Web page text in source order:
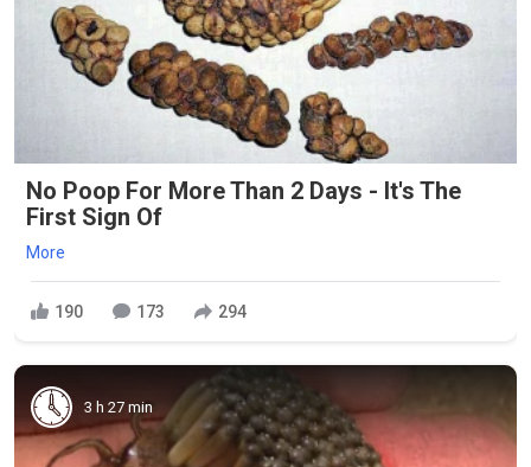
No Poop For More Than 2 Days - It's The
First Sign Of
More
190 173 294
3 h 27 min